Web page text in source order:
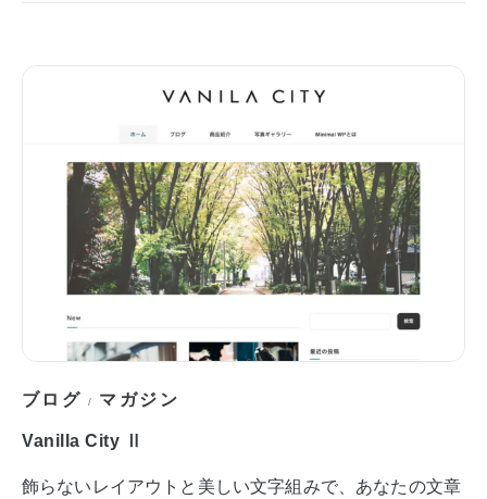
ブログ / マガジン
Vanilla City Ⅱ
飾らないレイアウトと美しい文字組みで、あなたの文章